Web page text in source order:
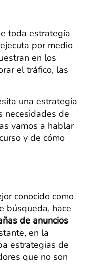
toda estrategia
por medio
en los
el tráfico, las
una estrategia
necesidades de
vamos a hablar
y de cómo
conocido como
búsqueda, hace
de anuncios
en la
estrategias de
que no son